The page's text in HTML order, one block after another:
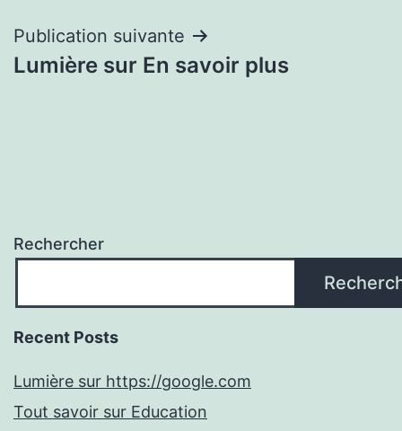
Publication suivante
Lumière sur En savoir plus
Rechercher
Recent Posts
Lumière sur https://google.com
Tout savoir sur Education